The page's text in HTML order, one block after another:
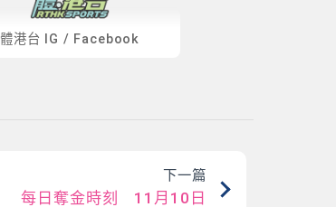
體港台 IG / Facebook
下一篇
每日奪金時刻 11月10日